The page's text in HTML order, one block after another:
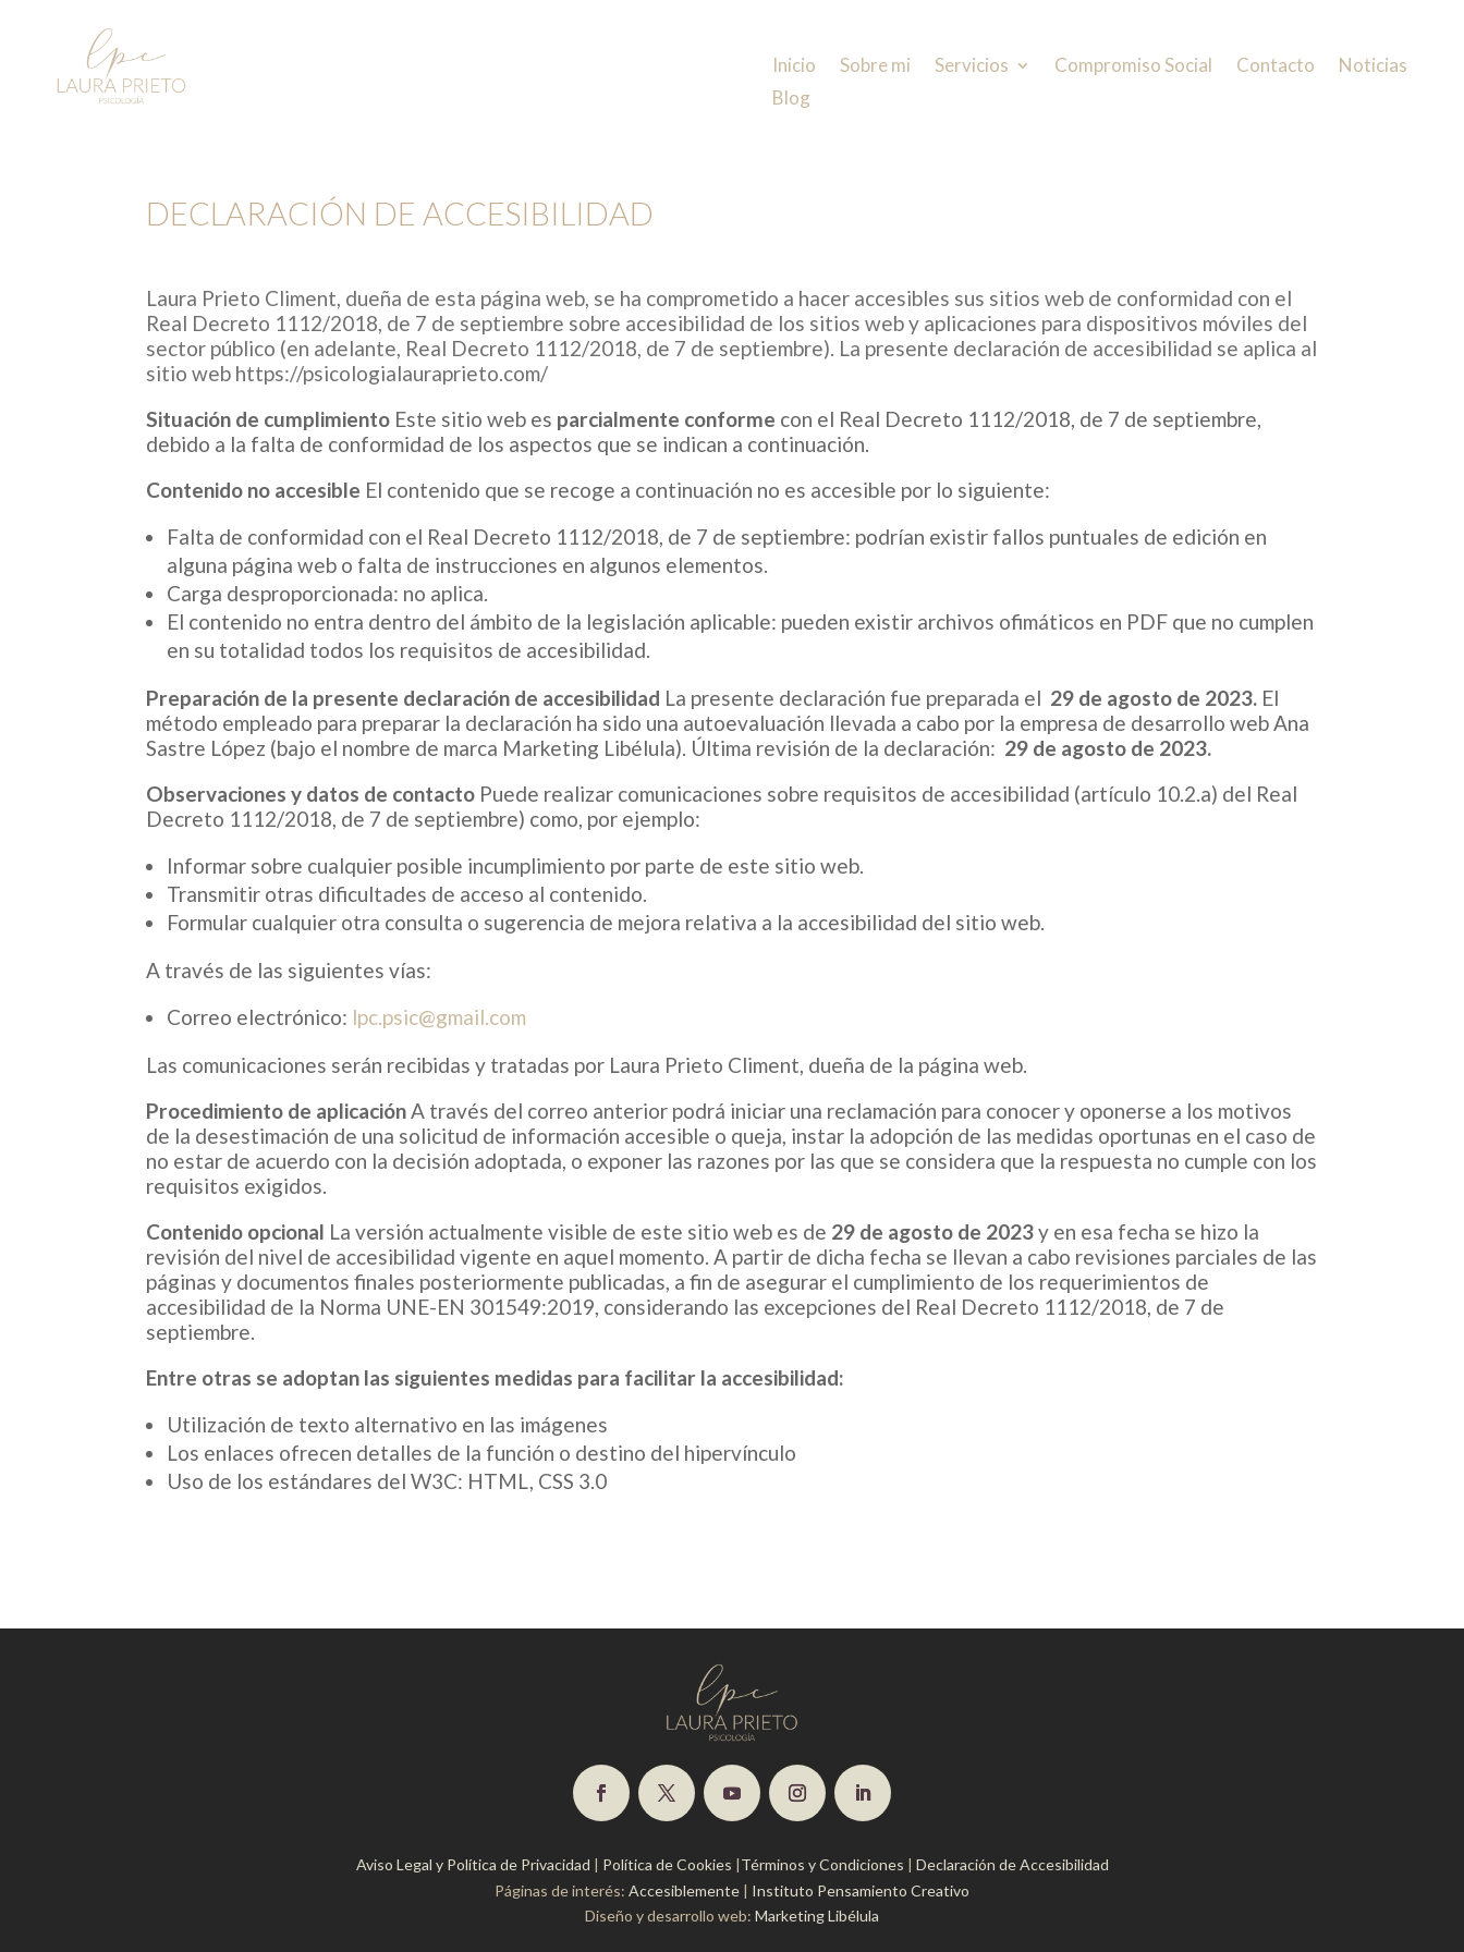
Inicio Sobre mi Servicios Compromiso Social Contacto
Noticias
Blog
DECLARACIÓN DE ACCESIBILIDAD
Laura Prieto Climent, dueña de esta página web, se ha comprometido a hacer accesibles sus sitios web de conformidad con el
Real Decreto 1112/2018, de 7 de septiembre sobre accesibilidad de los sitios web y aplicaciones para dispositivos móviles del
sector público (en adelante, Real Decreto 1112/2018, de 7 de septiembre). La presente declaración de accesibilidad se aplica al
sitio web https://psicologialauraprieto.com/
Situación de cumplimiento Este sitio web es parcialmente conforme con el Real Decreto 1112/2018, de 7 de septiembre,
debido a la falta de conformidad de los aspectos que se indican a continuación.
Contenido no accesible El contenido que se recoge a continuación no es accesible por lo siguiente:
Falta de conformidad con el Real Decreto 1112/2018, de 7 de septiembre: podrían existir fallos puntuales de edición en
alguna página web o falta de instrucciones en algunos elementos.
Carga desproporcionada: no aplica.
El contenido no entra dentro del ámbito de la legislación aplicable: pueden existir archivos ofimáticos en PDF que no cumplen
en su totalidad todos los requisitos de accesibilidad.
Preparación de la presente declaración de accesibilidad La presente declaración fue preparada el 29 de agosto de 2023. El
método empleado para preparar la declaración ha sido una autoevaluación llevada a cabo por la empresa de desarrollo web Ana
Sastre López (bajo el nombre de marca Marketing Libélula). Última revisión de la declaración: 29 de agosto de 2023.
Observaciones y datos de contacto Puede realizar comunicaciones sobre requisitos de accesibilidad (artículo 10.2.a) del Real
Decreto 1112/2018, de 7 de septiembre) como, por ejemplo:
Informar sobre cualquier posible incumplimiento por parte de este sitio web.
Transmitir otras dificultades de acceso al contenido.
Formular cualquier otra consulta o sugerencia de mejora relativa a la accesibilidad del sitio web.
A través de las siguientes vías:
Correo electrónico: lpc.psic@gmail.com
Las comunicaciones serán recibidas y tratadas por Laura Prieto Climent, dueña de la página web.
Procedimiento de aplicaciónA través del correo anterior podrá iniciar una reclamación para conocer y oponerse a los motivos
de la desestimación de una solicitud de información accesible o queja, instar la adopción de las medidas oportunas en el caso de
no estar de acuerdo con la decisión adoptada, o exponer las razones por las que se considera que la respuesta no cumple con los
requisitos exigidos.
Contenido opcional La versión actualmente visible de este sitio web es de 29 de agosto de 2023y en esa fecha se hizo la
revisión del nivel de accesibilidad vigente en aquel momento. A partir de dicha fecha se llevan a cabo revisiones parciales de las
páginas y documentos finales posteriormente publicadas, a fin de asegurar el cumplimiento de los requerimientos de
accesibilidad de la Norma UNE-EN 301549:2019, considerando las excepciones del Real Decreto 1112/2018, de 7 de
septiembre.
Entre otras se adoptan las siguientes medidas para facilitar la accesibilidad:
Utilización de texto alternativo en las imágenes
Los enlaces ofrecen detalles de la función o destino del hipervínculo
Uso de los estándares del W3C: HTML, CSS 3.0
Aviso Legal y Política de Privacidad | Política de Cookies |Términos y Condiciones | Declaración de Accesibilidad
Páginas de interés: Accesiblemente | Instituto Pensamiento Creativo
Diseño y desarrollo web: Marketing Libélula